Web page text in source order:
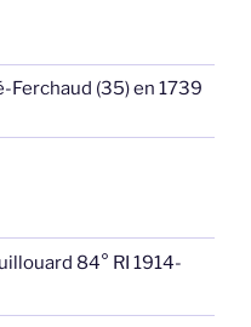
Ferchaud (35) en 1739
84° RI 1914-